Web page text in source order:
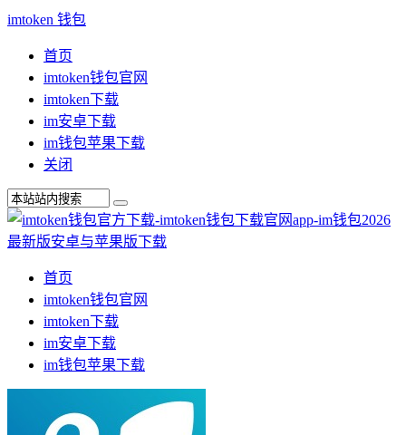
imtoken 钱包
首页
imtoken钱包官网
imtoken下载
im安卓下载
im钱包苹果下载
关闭
首页
imtoken钱包官网
imtoken下载
im安卓下载
im钱包苹果下载